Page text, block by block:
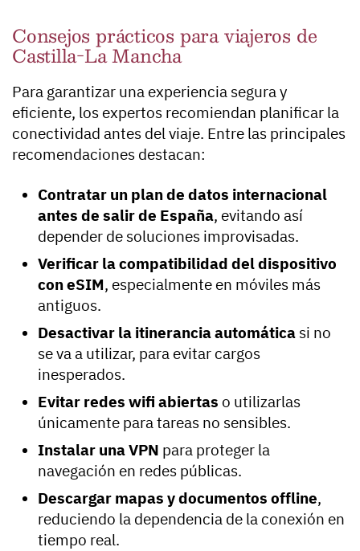
Consejos prácticos para viajeros de
Castilla-La Mancha
Para garantizar una experiencia segura y
eficiente, los expertos recomiendan planificar la
conectividad antes del viaje. Entre las principales
recomendaciones destacan:
Contratar un plan de datos internacional
antes de salir de España, evitando así
depender de soluciones improvisadas.
Verificar la compatibilidad del dispositivo
con eSIM, especialmente en móviles más
antiguos.
Desactivar la itinerancia automática si no
se va a utilizar, para evitar cargos
inesperados.
Evitar redes wifi abiertas o utilizarlas
únicamente para tareas no sensibles.
Instalar una VPN para proteger la
navegación en redes públicas.
Descargar mapas y documentos offline,
reduciendo la dependencia de la conexión en
tiempo real.